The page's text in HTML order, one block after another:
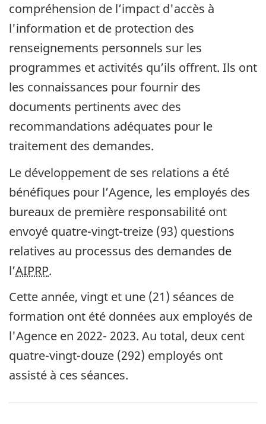
compréhension de l’impact d'accès à
l'information et de protection des
renseignements personnels sur les
programmes et activités qu’ils offrent. Ils ont
les connaissances pour fournir des
documents pertinents avec des
recommandations adéquates pour le
traitement des demandes.
Le développement de ses relations a été
bénéfiques pour l’Agence, les employés des
bureaux de première responsabilité ont
envoyé quatre-vingt-treize (93) questions
relatives au processus des demandes de
l’AIPRP.
Cette année, vingt et une (21) séances de
formation ont été données aux employés de
l'Agence en 2022- 2023. Au total, deux cent
quatre-vingt-douze (292) employés ont
assisté à ces séances.